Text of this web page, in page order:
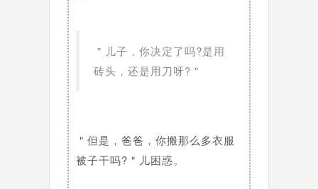
＂儿子，你决定了吗?是用
砖头，还是用刀呀?＂
＂但是，爸爸，你搬那么多衣服
被子干吗?＂儿困惑。